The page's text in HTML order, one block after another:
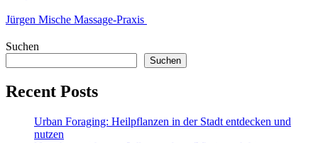
Jürgen Mische Massage-Praxis
Suchen
Suchen
Recent Posts
Urban Foraging: Heilpflanzen in der Stadt entdecken und
nutzen